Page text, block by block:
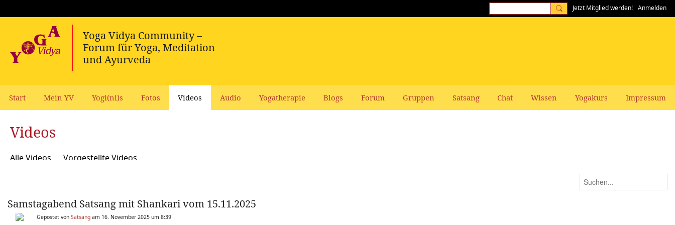
Jetzt Mitglied werden! Anmelden
Start Mein YV Yogi(ni)s Fotos Videos Audio Yogatherapie Blogs Forum Gruppen Satsang Chat Wissen Yogakurs Impressum
Videos
Alle Videos Vorgestellte Videos
Samstagabend Satsang mit Shankari vom 15.11.2025
Gepostet von Satsang am 16. November 2025 um 8:39